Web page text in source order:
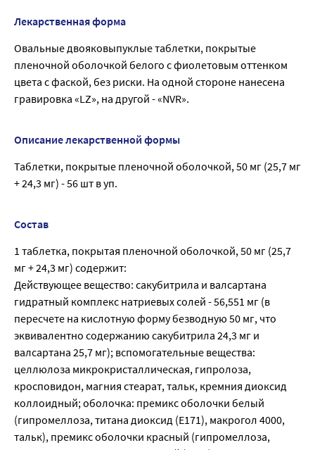
Лекарственная форма
Овальные двояковыпуклые таблетки, покрытые
пленочной оболочкой белого с фиолетовым оттенком
цвета с фаской, без риски. На одной стороне нанесена
гравировка «LZ», на другой - «NVR».
Описание лекарственной формы
Таблетки, покрытые пленочной оболочкой, 50 мг (25,7 мг
+ 24,3 мг) - 56 шт в уп.
Состав
1 таблетка, покрытая пленочной оболочкой, 50 мг (25,7
мг + 24,3 мг) содержит:
Действующее вещество: сакубитрила и валсартана
гидратный комплекс натриевых солей - 56,551 мг (в
пересчете на кислотную форму безводную 50 мг, что
эквивалентно содержанию сакубитрила 24,3 мг и
валсартана 25,7 мг); вспомогательные вещества:
целлюлоза микрокристаллическая, гипролоза,
кросповидон, магния стеарат, тальк, кремния диоксид
коллоидный; оболочка: премикс оболочки белый
(гипромеллоза, титана диоксид (E171), макрогол 4000,
тальк), премикс оболочки красный (гипромеллоза,